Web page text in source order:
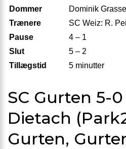
Dommer
Dominik
Trænere
SC Weiz: R.
Pause
4 – 1
Slut
5 – 2
Tillægstid
5 minutter
SC Gurten 5-
Dietach
Gurten,